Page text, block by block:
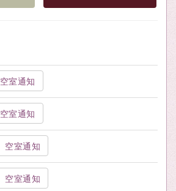
空室通知
空室通知
空室通知
空室通知